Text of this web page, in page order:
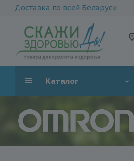
Доставка по всей Беларуси
Каталог